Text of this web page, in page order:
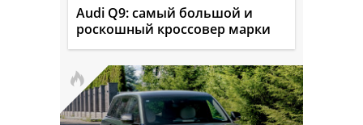
Audi Q9: самый большой и
роскошный кроссовер марки